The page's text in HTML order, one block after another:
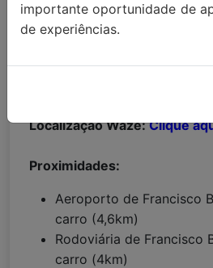
Localização Waze:Clique
Proximidades:
Aeroporto de Francisco
carro (4,6km)
Rodoviária de Francisco
carro (4km)
importante oportunidade de
de experiências.